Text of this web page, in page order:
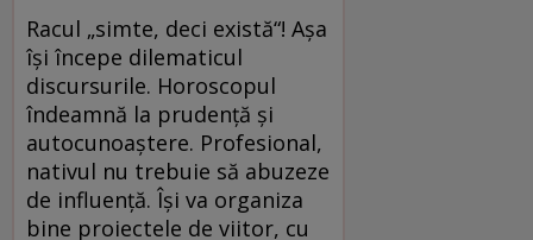
Racul „simte, deci există“! Aşa
îşi începe dilematicul
discursurile. Horoscopul
îndeamnă la prudenţă şi
autocunoaştere. Profesional,
nativul nu trebuie să abuzeze
de influenţă. Îşi va organiza
bine proiectele de viitor, cu